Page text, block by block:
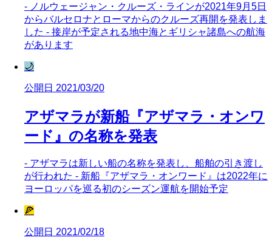
- ノルウェージャン・クルーズ・ラインが2021年9月5日
からバルセロナとローマからのクルーズ再開を発表しま
した - 接岸が予定される地中海とギリシャ諸島への航海
があります
🌙
公開日 2021/03/20
アザマラが新船『アザマラ・オンワ
ード』の名称を発表
- アザマラは新しい船の名称を発表し、船舶の引き渡し
が行われた - 新船『アザマラ・オンワード』は2022年に
ヨーロッパを巡る初のシーズン運航を開始予定
🍕
公開日 2021/02/18